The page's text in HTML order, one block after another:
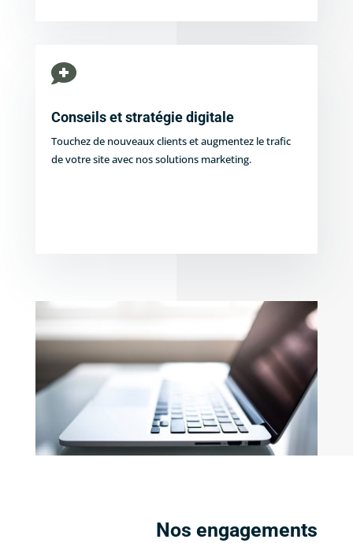

Conseils et stratégie digitale
Touchez de nouveaux clients et augmentez le trafic
de votre site avec nos solutions marketing.
Nos engagements